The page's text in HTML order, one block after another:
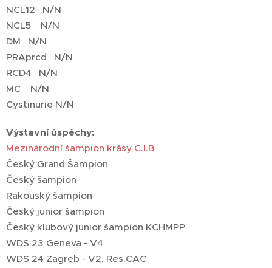
NCL12 N/N
NCL5 N/N
DM N/N
PRAprcd N/N
RCD4 N/N
MC N/N
Cystinurie N/N
Výstavní úspěchy:
Mezinárodní šampion krásy C.I.B
Český Grand Šampion
Český šampion
Rakouský šampion
Český junior šampion
Český klubový junior šampion KCHMPP
WDS 23 Geneva - V4
WDS 24 Zagreb - V2, Res.CAC